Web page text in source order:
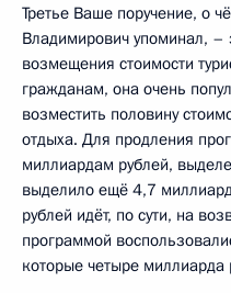
Третье Ваше поручение, о
Владимирович упоминал, –
возмещения стоимости
гражданам, она очень
возместить половину
отдыха. Для продления
миллиардам рублей,
выделило ещё 4,7
рублей идёт, по сути, на
программой
которые четыре миллиарда